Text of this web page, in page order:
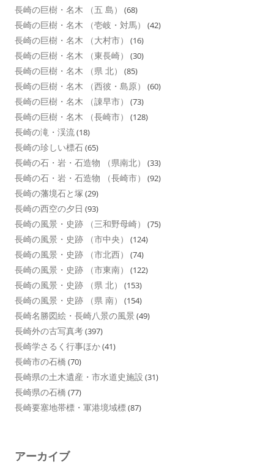
長崎の巨樹・名木 （五 島） (68)
長崎の巨樹・名木 （壱岐・対馬） (42)
長崎の巨樹・名木 （大村市） (16)
長崎の巨樹・名木 （東長崎） (30)
長崎の巨樹・名木 （県 北） (85)
長崎の巨樹・名木 （西彼・島原） (60)
長崎の巨樹・名木 （諌早市） (73)
長崎の巨樹・名木 （長崎市） (128)
長崎の滝・渓流(18)
長崎の珍しい標石(65)
長崎の石・岩・石造物 （県南北） (33)
長崎の石・岩・石造物 （長崎市） (92)
長崎の藩境石と塚 (29)
長崎の西空の夕日 (93)
長崎の風景・史跡 （三和野母崎） (75)
長崎の風景・史跡 （市中央） (124)
長崎の風景・史跡 （市北西） (74)
長崎の風景・史跡 （市東南） (122)
長崎の風景・史跡 （県 北） (153)
長崎の風景・史跡 （県 南） (154)
長崎名勝図絵・長崎八景の風景 (49)
長崎外の古写真考(397)
長崎学さるく行事ほか(41)
長崎市の石橋 (70)
長崎県の土木遺産・市水道史施設 (31)
長崎県の石橋 (77)
長崎要塞地帯標・軍港境域標(87)
アーカイブ